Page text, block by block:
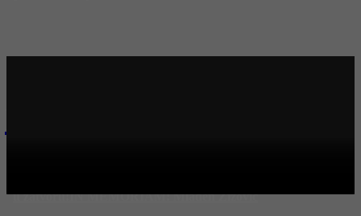
u zatvoru!IN MEMORIAM: Mladen Žižović